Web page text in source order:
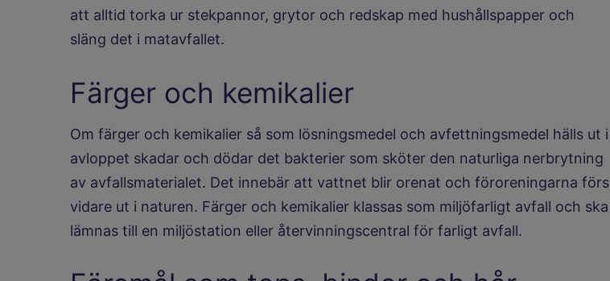
att alltid torka ur stekpannor, grytor och redskap med hushållspapper och
släng det i matavfallet.
Färger och kemikalier
Om färger och kemikalier så som lösningsmedel och avfettningsmedel hälls ut i
avloppet skadar och dödar det bakterier som sköter den naturliga nerbrytning
av avfallsmaterialet. Det innebär att vattnet blir orenat och föroreningarna förs
vidare ut i naturen. Färger och kemikalier klassas som miljöfarligt avfall och ska
lämnas till en miljöstation eller återvinningscentral för farligt avfall.